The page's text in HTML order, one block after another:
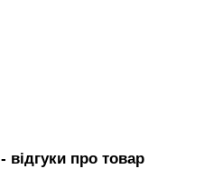
- вiдгуки про товар